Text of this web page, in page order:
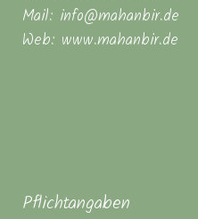
Mail: info@mahanbir.de
Web: www.mahanbir.de
Pflichtangaben